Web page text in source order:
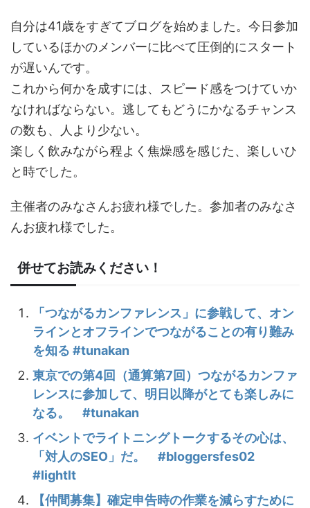
自分は41歳をすぎてブログを始めました。今日参加
しているほかのメンバーに比べて圧倒的にスタート
が遅いんです。
これから何かを成すには、スピード感をつけていか
なければならない。逃してもどうにかなるチャンス
の数も、人より少ない。
楽しく飲みながら程よく焦燥感を感じた、楽しいひ
と時でした。
主催者のみなさんお疲れ様でした。参加者のみなさ
んお疲れ様でした。
併せてお読みください！
「つながるカンファレンス」に参戦して、オン
ラインとオフラインでつながることの有り難み
を知る #tunakan
東京での第4回（通算第7回）つながるカンファ
レンスに参加して、明日以降がとても楽しみに
なる。 #tunakan
イベントでライトニングトークするその心は、
「対人のSEO」だ。 #bloggersfes02
#lightlt
【仲間募集】確定申告時の作業を減らすために